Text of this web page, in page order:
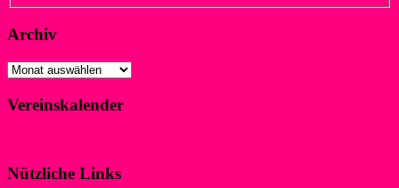
Archiv
Archiv
Vereinskalender
Nützliche Links